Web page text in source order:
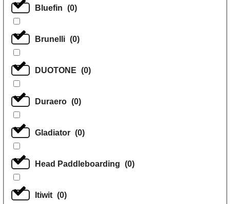
Bluefin (0)
Brunelli (0)
DUOTONE (0)
Duraero (0)
Gladiator (0)
Head Paddleboarding (0)
Itiwit (0)